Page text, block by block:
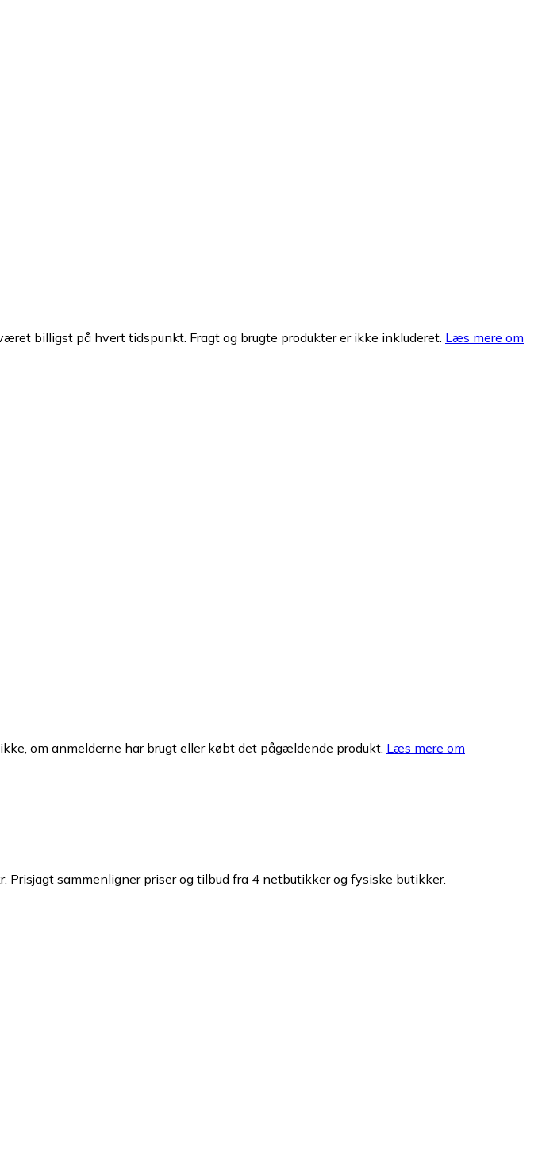
billigst på hvert tidspunkt. Fragt og brugte produkter er ikke inkluderet. Læs mere om
om anmelderne har brugt eller købt det pågældende produkt. Læs mere om
Prisjagt sammenligner priser og tilbud fra 4 netbutikker og fysiske butikker.